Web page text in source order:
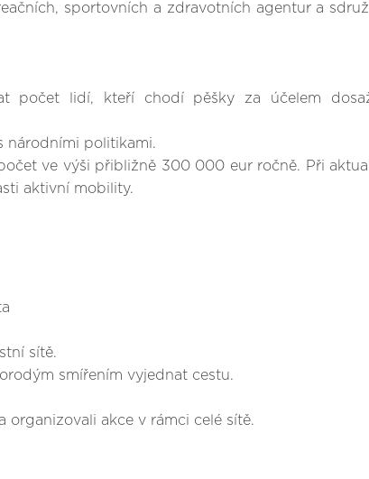
sportovních a zdravotních agentur a
počet lidí, kteří chodí pěšky za účelem
národními politikami.
ve výši přibližně 300 000 eur ročně. Při
aktivní mobility.
sítě.
smířením vyjednat cestu.
organizovali akce v rámci celé sítě.